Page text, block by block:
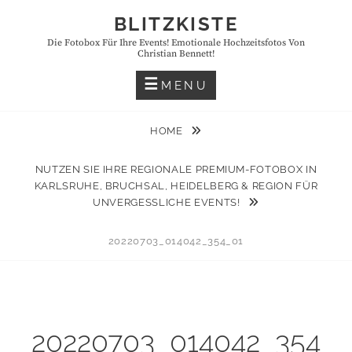
BLITZKISTE
Die Fotobox Für Ihre Events! Emotionale Hochzeitsfotos Von
Christian Bennett!
MENU
HOME
NUTZEN SIE IHRE REGIONALE PREMIUM-FOTOBOX IN
KARLSRUHE, BRUCHSAL, HEIDELBERG & REGION FÜR
UNVERGESSLICHE EVENTS!
20220703_014042_354_01
20220703_014042_354